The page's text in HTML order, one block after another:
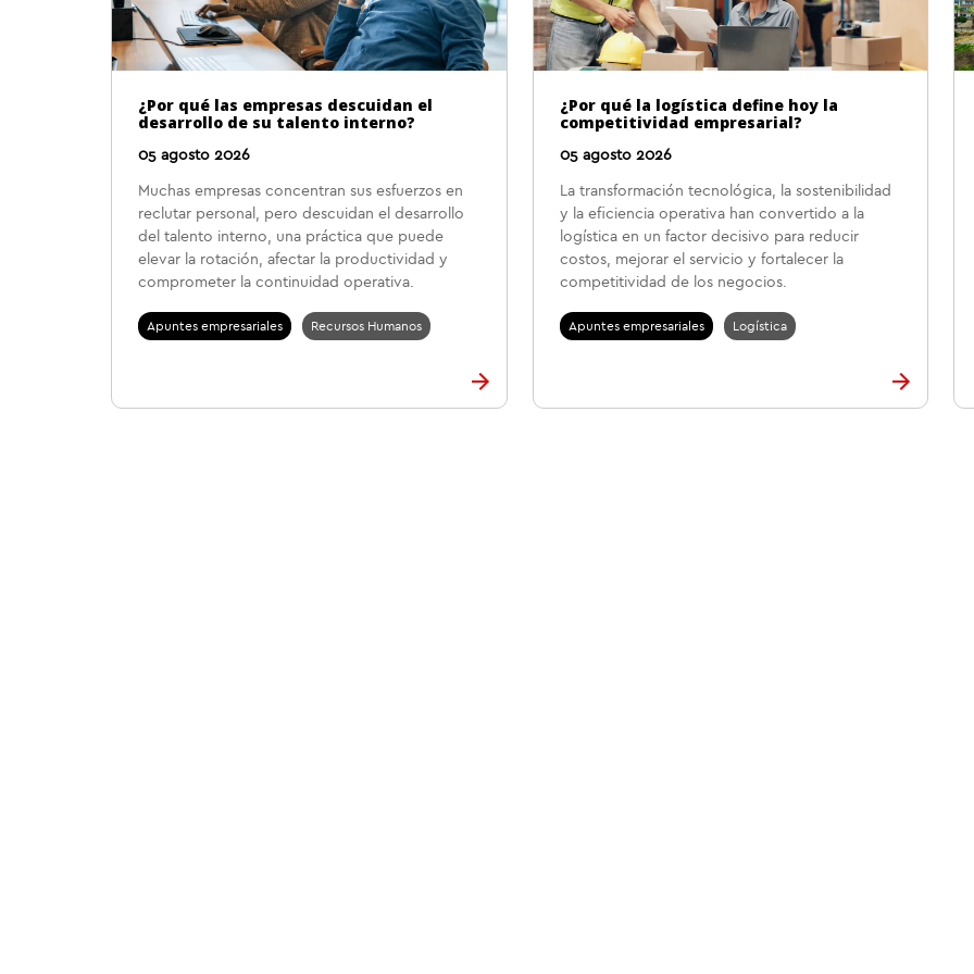
¿Por qué las empresas descuidan el
desarrollo de su talento interno?
05 agosto 2026
Muchas empresas concentran sus esfuerzos en
reclutar personal, pero descuidan el desarrollo
del talento interno, una práctica que puede
elevar la rotación, afectar la productividad y
comprometer la continuidad operativa.
Apuntes empresariales Recursos Humanos
¿Por qué la logística define hoy la
competitividad empresarial?
05 agosto 2026
La transformación tecnológica, la sostenibilidad
y la eficiencia operativa han convertido a la
logística en un factor decisivo para reducir
costos, mejorar el servicio y fortalecer la
competitividad de los negocios.
Apuntes empresariales Logística